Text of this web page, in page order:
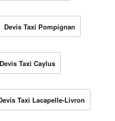
Devis Taxi Pompignan
Devis Taxi Caylus
Taxi Lacapelle-Livron